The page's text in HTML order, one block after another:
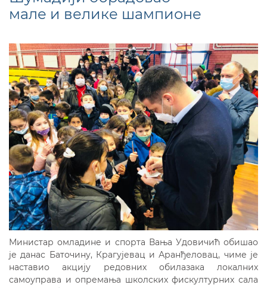
мале и велике шампионе
Министар омладине и спорта Вања Удовичић обишао
је данас Баточину, Крагујевац и Аранђеловац, чиме је
наставио акцију редовних обилазака локалних
самоуправа и опремања школских фискултурних сала